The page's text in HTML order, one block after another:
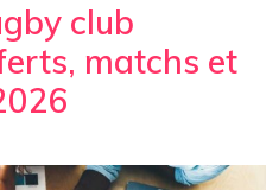
club
matchs et